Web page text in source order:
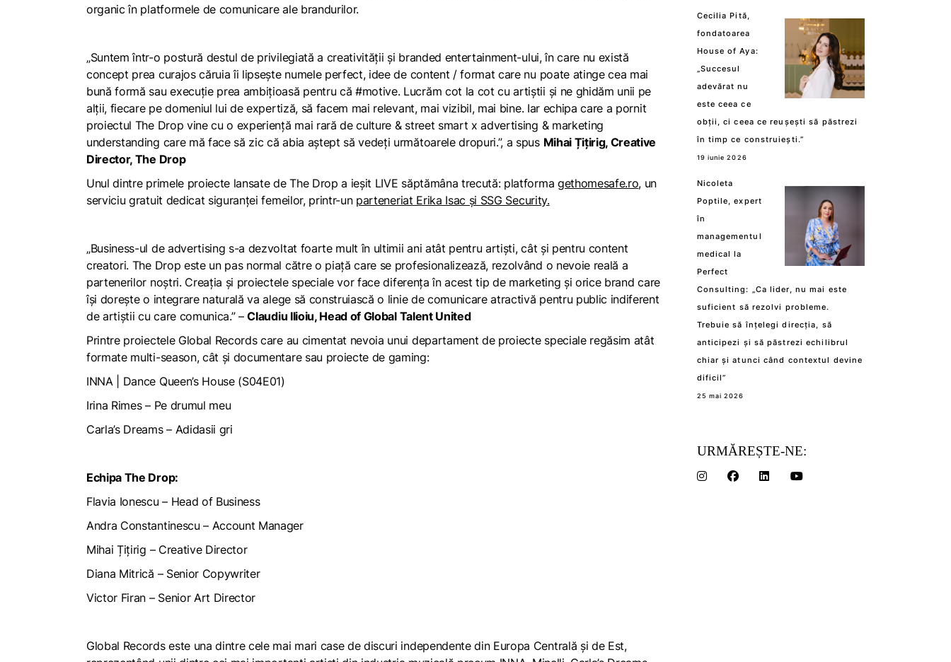
organic în platformele de comunicare ale brandurilor.
„Suntem într-o postură destul de privilegiată a creativității și branded entertainment-ului, în care nu există
concept prea curajos căruia îi lipsește numele perfect, idee de content / format care nu poate atinge cea mai
bună formă sau execuție prea ambițioasă pentru că #motive. Lucrăm cot la cot cu artiștii și ne ghidăm unii pe
alții, fiecare pe domeniul lui de expertiză, să facem mai relevant, mai vizibil, mai bine. Iar echipa care a pornit
proiectul The Drop vine cu o experiență mai rară de culture & street smart x advertising & marketing
understanding care mă face să zic că abia aștept să vedeți următoarele dropuri.”, a spus Mihai Țițirig, Creative
Director, The Drop
Unul dintre primele proiecte lansate de The Drop a ieșit LIVE săptămâna trecută: platforma gethomesafe.ro, un
serviciu gratuit dedicat siguranței femeilor, printr-un parteneriat Erika Isac și SSG Security.
„Business-ul de advertising s-a dezvoltat foarte mult în ultimii ani atât pentru artiști, cât și pentru content
creatori. The Drop este un pas normal către o piață care se profesionalizează, rezolvând o nevoie reală a
partenerilor noștri. Creația și proiectele speciale vor face diferența în acest tip de marketing și orice brand care
își dorește o integrare naturală va alege să construiască o linie de comunicare atractivă pentru public indiferent
de artiștii cu care comunica.” –Claudiu Ilioiu, Head of Global Talent United
Printre proiectele Global Records care au cimentat nevoia unui departament de proiecte speciale regăsim atât
formate multi-season, cât și documentare sau proiecte de gaming:
INNA | Dance Queen’s House (S04E01)
Irina Rimes – Pe drumul meu
Carla’s Dreams – Adidasii gri
Echipa The Drop:
Flavia Ionescu – Head of Business
Andra Constantinescu – Account Manager
Mihai Țițirig – Creative Director
Diana Mitrică – Senior Copywriter
Victor Firan – Senior Art Director
Global Records este una dintre cele mai mari case de discuri independente din Europa Centrală și de Est,
Cecilia Pită,
fondatoarea
House of Aya:
„Succesul
adevărat nu
este ceea ce
obții, ci ceea ce reușești să păstrezi
în timp ce construiești.”
19 iunie 2026
Nicoleta
Poptile, expert
în
managementul
medical la
Perfect
Consulting: „Ca lider, nu mai este
suficient să rezolvi probleme.
Trebuie să înțelegi direcția, să
anticipezi și să păstrezi echilibrul
chiar și atunci când contextul devine
dificil”
25 mai 2026
URMĂREȘTE-NE: